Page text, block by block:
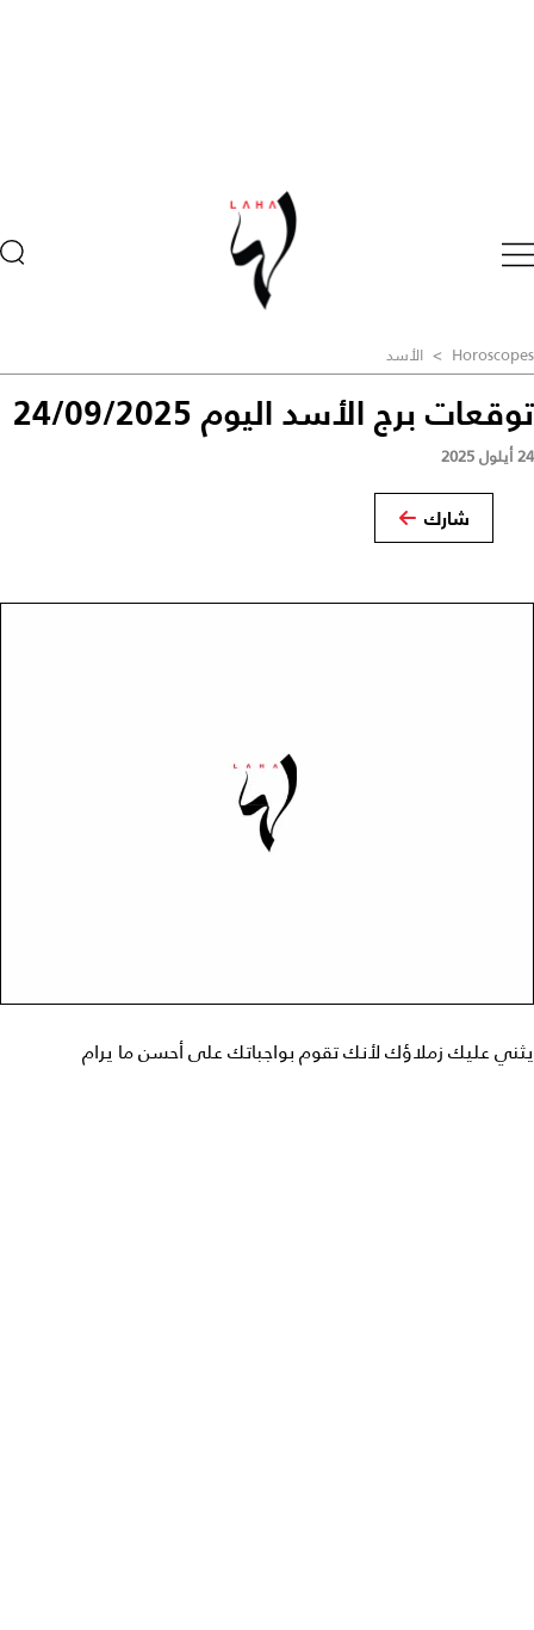
Horoscopes
> الأسد
توقعات برج الأسد اليوم 24/09/2025
24 أيلول 2025
شارك
يثني عليك زملاؤك لأنك تقوم بواجباتك على أحسن ما يرام